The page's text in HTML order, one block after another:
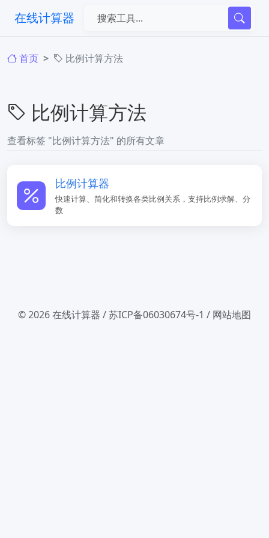
在线计算器
首页 比例计算方法
比例计算方法
查看标签 "比例计算方法" 的所有文章
比例计算器
快速计算、简化和转换各类比例关系，支持比例求解、分
数
© 2026在线计算器 /苏ICP备06030674号-1 / 网站地图